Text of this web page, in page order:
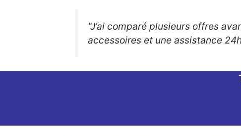
"J’ai comparé plusieurs offres
accessoires et une assistance